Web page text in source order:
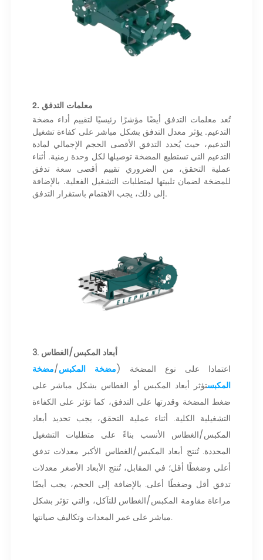
2. معلمات التدفق
تُعد معلمات التدفق أيضًا مؤشرًا رئيسيًا لتقييم أداء مضخة
التدعيم. يؤثر معدل التدفق بشكل مباشر على كفاءة تشغيل
التدعيم، حيث يُحدد التدفق الأقصى الحجم الإجمالي لمادة
التدعيم التي تستطيع المضخة توصيلها لكل وحدة زمنية. أثناء
عملية التحقق، من الضروري تقييم أقصى سعة تدفق
للمضخة لضمان تلبيتها لمتطلبات التشغيل الفعلية. بالإضافة
إلى ذلك، يجب الاهتمام باستقرار التدفق.
3. أبعاد المكبس/الغطاس
اعتمادا على نوع المضخة (مضخة المكبس/مضخة
المكبستؤثر أبعاد المكبس أو الغطاس بشكل مباشر على
ضغط المضخة وقدرتها على التدفق، كما تؤثر على الكفاءة
التشغيلية الكلية. أثناء عملية التحقق، يجب تحديد أبعاد
المكبس/الغطاس الأنسب بناءً على متطلبات التشغيل
المحددة. تُنتج أبعاد المكبس/الغطاس الأكبر معدلات تدفق
أعلى وضغطًا أقل؛ في المقابل، تُنتج الأبعاد الأصغر معدلات
تدفق أقل وضغطًا أعلى. بالإضافة إلى الحجم، يجب أيضًا
مراعاة مقاومة المكبس/الغطاس للتآكل، والتي تؤثر بشكل
مباشر على عمر المعدات وتكاليف صيانتها.